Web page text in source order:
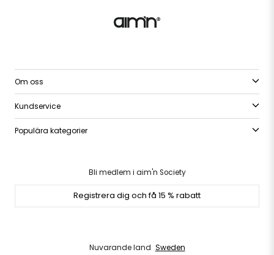
Om oss
Kundservice
Populära kategorier
Bli medlem i aim'n Society
Registrera dig och få 15 % rabatt
Nuvarande land Sweden